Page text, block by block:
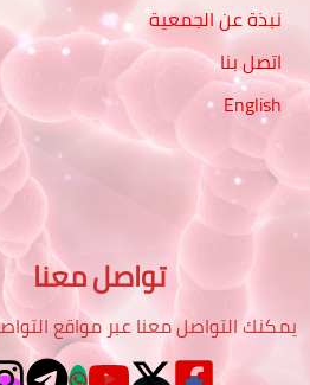
نبذة عن الجمعية
اتصل بنا
English
تواصل معنا
يمكنك التواصل معنا عبر مواقع